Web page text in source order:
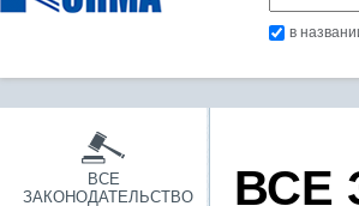
в
ВСЕ
ЗАКОНОДАТЕЛЬСТВО
ВСЕ